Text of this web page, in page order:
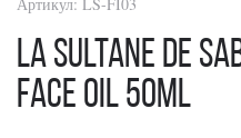
La Sultane De
Face Oil 50ml